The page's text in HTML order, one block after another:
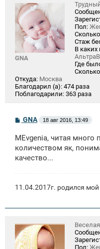
GNA
Пол:
Стаж
В
Где
Откуда: Москва
Благодарил (а): 474 раза
Поблагодарили: 363 раза
С
б
щ
н
GNA 18 авг 2016, 13:49
MEvgenia, читая
количеством як,
качество...
11.04.2017г. родился
Пол: